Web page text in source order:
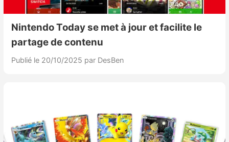
Nintendo Today se met à jour et facilite le
partage de contenu
Publié le 20/10/2025 par DesBen